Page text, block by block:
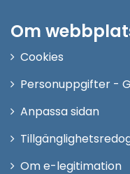
Om
Cookies
Personuppgifter -
Anpassa sidan
Om e-legitimation